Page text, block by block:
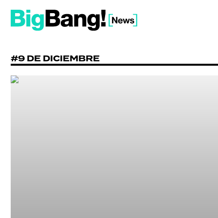
#9 DE DICIEMBRE